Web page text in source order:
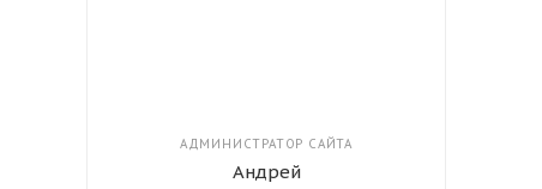
АДМИНИСТРАТОР САЙТА
Андрей